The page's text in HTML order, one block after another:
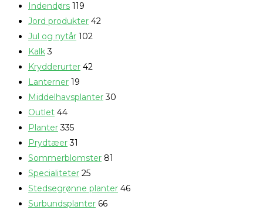
Indendørs 119
Jord produkter 42
Jul og nytår 102
Kalk 3
Krydderurter 42
Lanterner 19
Middelhavsplanter 30
Outlet 44
Planter 335
Prydtæer 31
Sommerblomster 81
Specialiteter 25
Stedsegrønne planter 46
Surbundsplanter 66